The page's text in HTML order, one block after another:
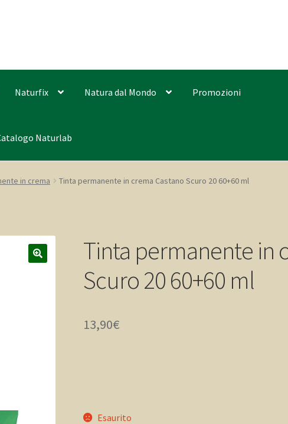
Naturfix Natura dal Mondo Promozioni
Naturlab
in crema Tinta permanente in crema Castano Scuro 20 60+60 ml
Tinta permanente in
Scuro 20 60+60 ml
13,90€
Esaurito